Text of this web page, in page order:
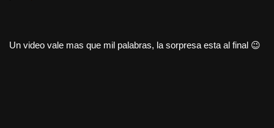
Un video vale mas que mil palabras, la sorpresa esta al final 😉